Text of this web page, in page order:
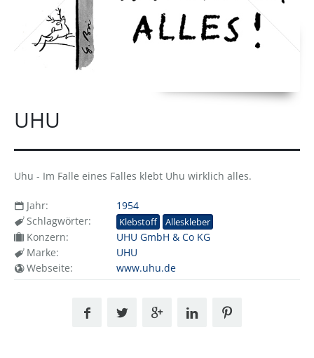
UHU
Uhu - Im Falle eines Falles klebt Uhu wirklich alles.
Jahr:
1954
Schlagwörter:
Klebstoff Alleskleber
Konzern:
UHU GmbH & Co KG
Marke:
UHU
Webseite:
www.uhu.de